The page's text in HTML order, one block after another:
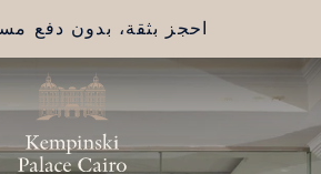
احجز بثقة، بدون دفع